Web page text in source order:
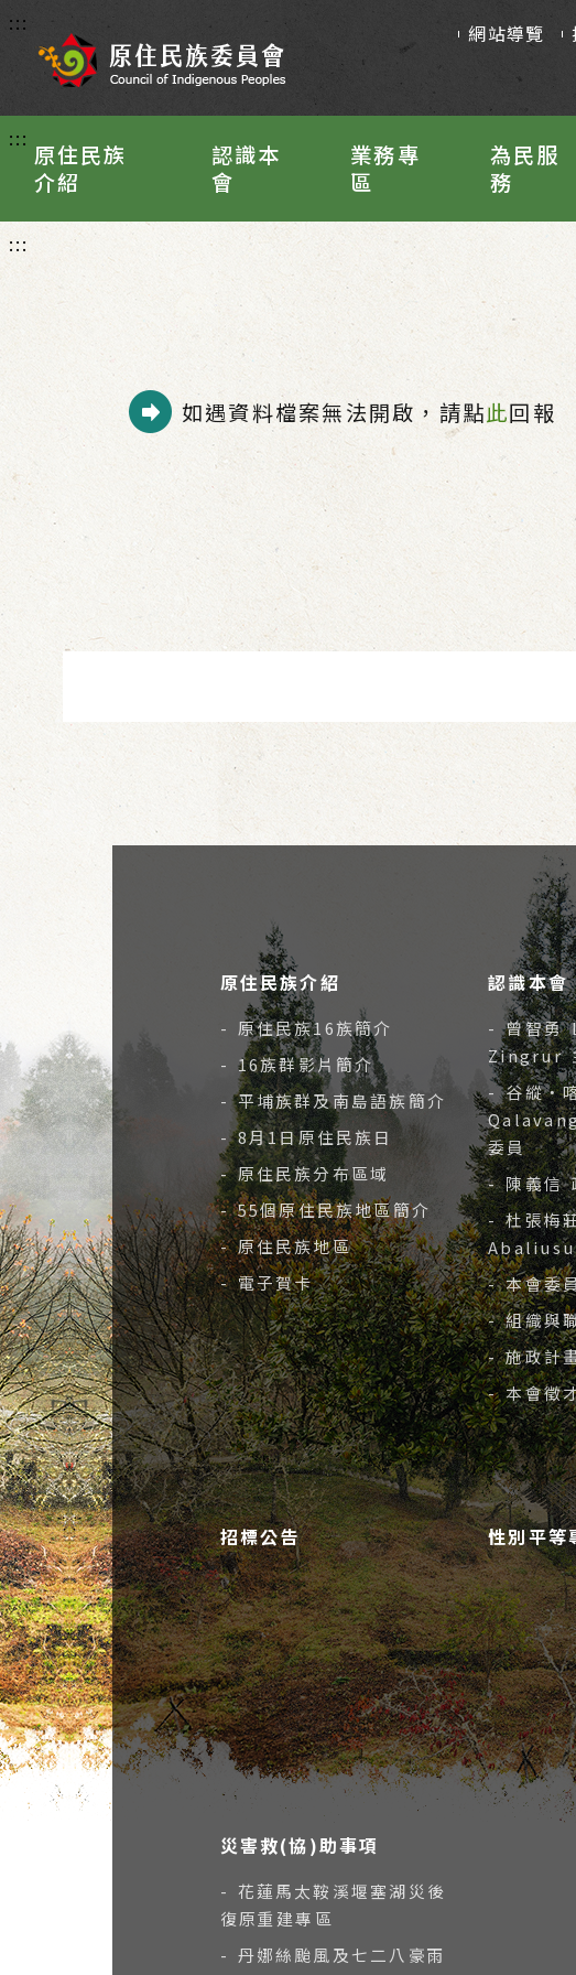
::: 網站導覽
:::
原住民族
介紹
認識本
會
業務專
區
為民服
務
:::
如遇資料檔案無法開啟，請點此回報
原住民族介紹
- 原住民族16族簡介
- 16族群影片簡介
- 平埔族群及南島語族簡介
- 8月1日原住民族日
- 原住民族分布區域
- 55個原住民族地區簡介
- 原住民族地區
- 電子賀卡
認識本會
- 曾智勇
Zingrur
- 谷縱‧
委員
- 陳義信
- 杜張梅
Abaliusu
- 本會委員
- 組織與
- 施政計
- 本會徵
招標公告 性別平等
災害救(協)助事項
- 花蓮馬太鞍溪堰塞湖災後
復原重建專區
- 丹娜絲颱風及七二八豪雨